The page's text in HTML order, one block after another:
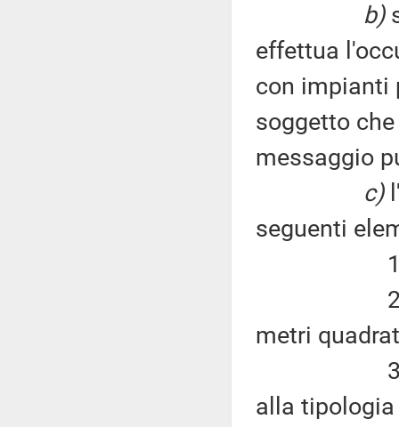
b)
effettua
con impianti
soggetto
messaggio
c)
seguenti
1)
2) entità
metri
3)
alla